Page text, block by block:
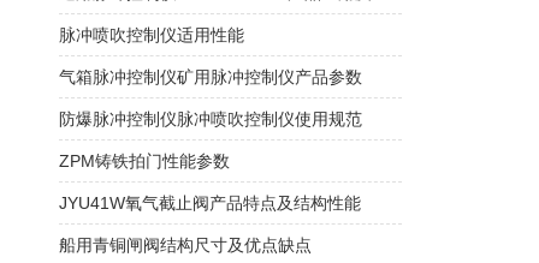
脉冲喷吹控制仪适用性能
气箱脉冲控制仪矿用脉冲控制仪产品参数
防爆脉冲控制仪脉冲喷吹控制仪使用规范
ZPM铸铁拍门性能参数
JYU41W氧气截止阀产品特点及结构性能
船用青铜闸阀结构尺寸及优点缺点